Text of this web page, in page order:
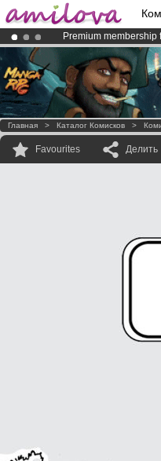
Premium membership
Already 100000
AmilovaKickstarter is
Главная > Каталог Комисков >
Favourites Делить